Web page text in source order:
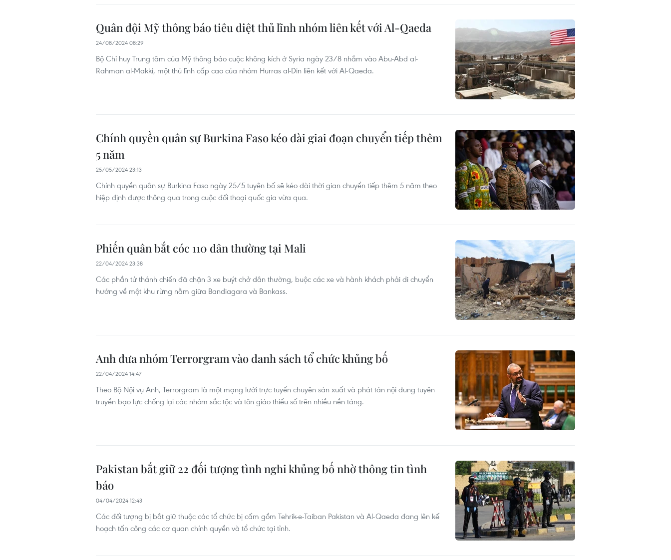
Quân đội Mỹ thông báo tiêu diệt thủ lĩnh nhóm liên kết với Al-Qaeda
24/08/2024 08:29
Bộ Chỉ huy Trung tâm của Mỹ thông báo cuộc không kích ở Syria ngày 23/8 nhắm vào Abu-Abd al-
Rahman al-Makki, một thủ lĩnh cấp cao của nhóm Hurras al-Din liên kết với Al-Qaeda.
Chính quyền quân sự Burkina Faso kéo dài giai đoạn chuyển tiếp thêm
5 năm
25/05/2024 23:13
Chính quyền quân sự Burkina Faso ngày 25/5 tuyên bố sẽ kéo dài thời gian chuyển tiếp thêm 5 năm theo
hiệp định được thông qua trong cuộc đối thoại quốc gia vừa qua.
Phiến quân bắt cóc 110 dân thường tại Mali
22/04/2024 23:38
Các phần tử thánh chiến đã chặn 3 xe buýt chở dân thường, buộc các xe và hành khách phải di chuyển
hướng về một khu rừng nằm giữa Bandiagara và Bankass.
Anh đưa nhóm Terrorgram vào danh sách tổ chức khủng bố
22/04/2024 14:47
Theo Bộ Nội vụ Anh, Terrorgram là một mạng lưới trực tuyến chuyên sản xuất và phát tán nội dung tuyên
truyền bạo lực chống lại các nhóm sắc tộc và tôn giáo thiểu số trên nhiều nền tảng.
Pakistan bắt giữ 22 đối tượng tình nghi khủng bố nhờ thông tin tình
báo
04/04/2024 12:43
Các đối tượng bị bắt giữ thuộc các tổ chức bị cấm gồm Tehrik-e-Taiban Pakistan và Al-Qaeda đang lên kế
hoạch tấn công các cơ quan chính quyền và tổ chức tại tỉnh.